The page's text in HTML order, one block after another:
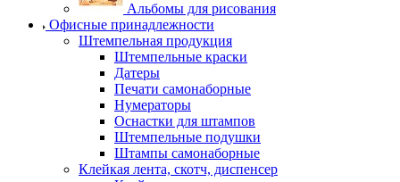
Альбомы для рисования
Офисные принадлежности
Штемпельная продукция
Штемпельные краски
Датеры
Печати самонаборные
Нумераторы
Оснастки для штампов
Штемпельные подушки
Штампы самонаборные
Клейкая лента, скотч, диспенсер